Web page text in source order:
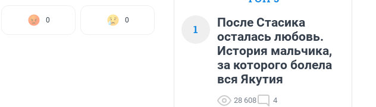
0 0
1
После Стасика
осталась любовь.
История мальчика,
за которого болела
вся Якутия
28 608 4